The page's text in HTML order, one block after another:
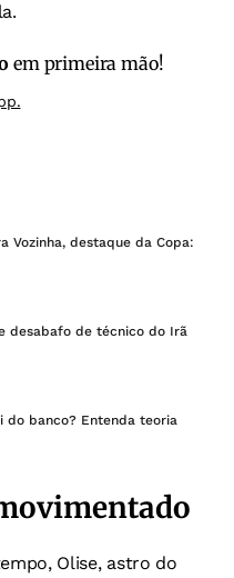
em primeira mão!
Vozinha, destaque da Copa:
desabafo de técnico do Irã
do banco? Entenda teoria
Olise, astro do